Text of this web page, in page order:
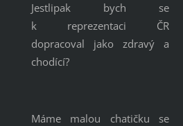
Jestlipak bych se
k reprezentaci ČR
dopracoval jako zdravý a
chodící?
Máme malou chatičku se